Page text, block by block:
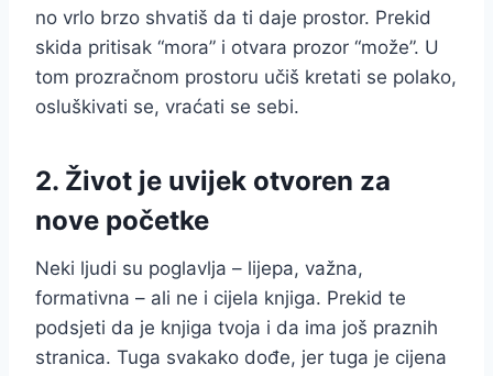
no vrlo brzo shvatiš da ti daje prostor. Prekid
skida pritisak “mora” i otvara prozor “može”. U
tom prozračnom prostoru učiš kretati se polako,
osluškivati se, vraćati se sebi.
2. Život je uvijek otvoren za
nove početke
Neki ljudi su poglavlja – lijepa, važna,
formativna – ali ne i cijela knjiga. Prekid te
podsjeti da je knjiga tvoja i da ima još praznih
stranica. Tuga svakako dođe, jer tuga je cijena